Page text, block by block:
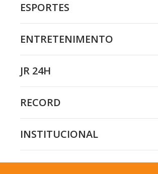
ESPORTES
ENTRETENIMENTO
JR 24H
RECORD
INSTITUCIONAL